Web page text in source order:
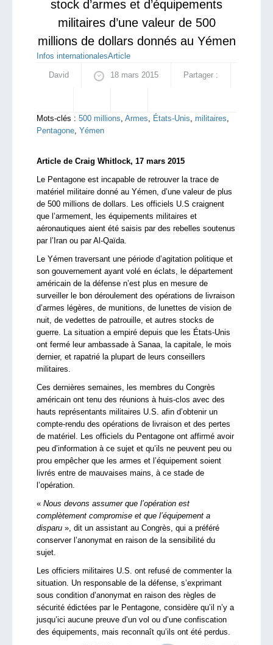
stock d’armes et d’équipements
militaires d’une valeur de 500
millions de dollars donnés au Yémen
Infos internationalesArticle
David 18 mars 2015 Partager :
Mots-clés : 500 millions, Armes, États-Unis, militaires,
Pentagone, Yémen
Article de Craig Whitlock, 17 mars 2015
Le Pentagone est incapable de retrouver la trace de
matériel militaire donné au Yémen, d’une valeur de plus
de 500 millions de dollars. Les officiels U.S craignent
que l’armement, les équipements militaires et
aéronautiques aient été saisis par des rebelles soutenus
par l’Iran ou par Al-Qaïda.
Le Yémen traversant une période d’agitation politique et
son gouvernement ayant volé en éclats, le département
américain de la défense n’est plus en mesure de
surveiller le bon déroulement des opérations de livraison
d’armes légères, de munitions, de lunettes de vision de
nuit, de vedettes de patrouille, et autres stocks de
guerre. La situation a empiré depuis que les États-Unis
ont fermé leur ambassade à Sanaa, la capitale, le mois
dernier, et rapatrié la plupart de leurs conseillers
militaires.
Ces dernières semaines, les membres du Congrès
américain ont tenu des réunions à huis-clos avec des
hauts représentants militaires U.S. afin d’obtenir un
compte-rendu des opérations de livraison et des pertes
de matériel. Les officiels du Pentagone ont affirmé avoir
peu d’information à ce sujet et qu’ils ne peuvent peu ou
prou empêcher que les armes et l’équipement soient
livrés entre de mauvaises mains, à ce stade de
l’opération.
« Nous devons assumer que l’opération est
complètement compromise et que l’équipement a
disparu », dit un assistant au Congrès, qui a préféré
conserver l’anonymat en raison de la sensibilité du
sujet.
Les officiers militaires U.S. ont refusé de commenter la
situation. Un responsable de la défense, s’exprimant
sous condition d’anonymat en raison des règles de
sécurité édictées par le Pentagone, considère qu’il n’y a
jusqu’ici aucune preuve d’un vol ou d’une confiscation
des équipements, mais reconnaît qu’ils ont été perdus.